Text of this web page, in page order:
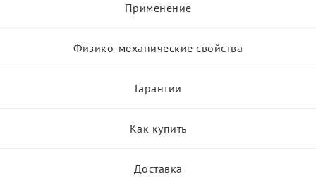
Применение
Физико-механические свойства
Гарантии
Как купить
Доставка